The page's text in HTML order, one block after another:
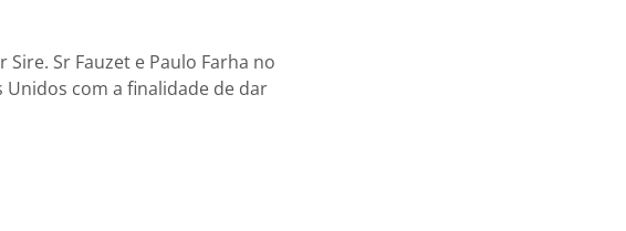
Sire. Sr Fauzet e Paulo Farha no
com a finalidade de dar